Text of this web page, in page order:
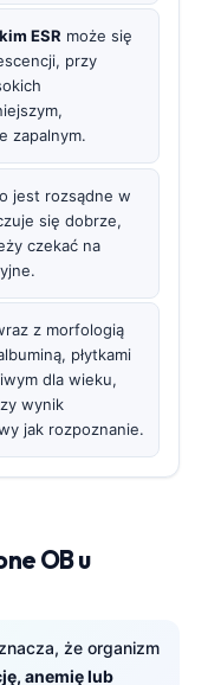
ESR może się
przy
zapalnym.
jest rozsądne w
się dobrze,
czekać na
z morfologią
płytkami
dla wieku,
wynik
jak rozpoznanie.
OB u
że organizm
anemię lub